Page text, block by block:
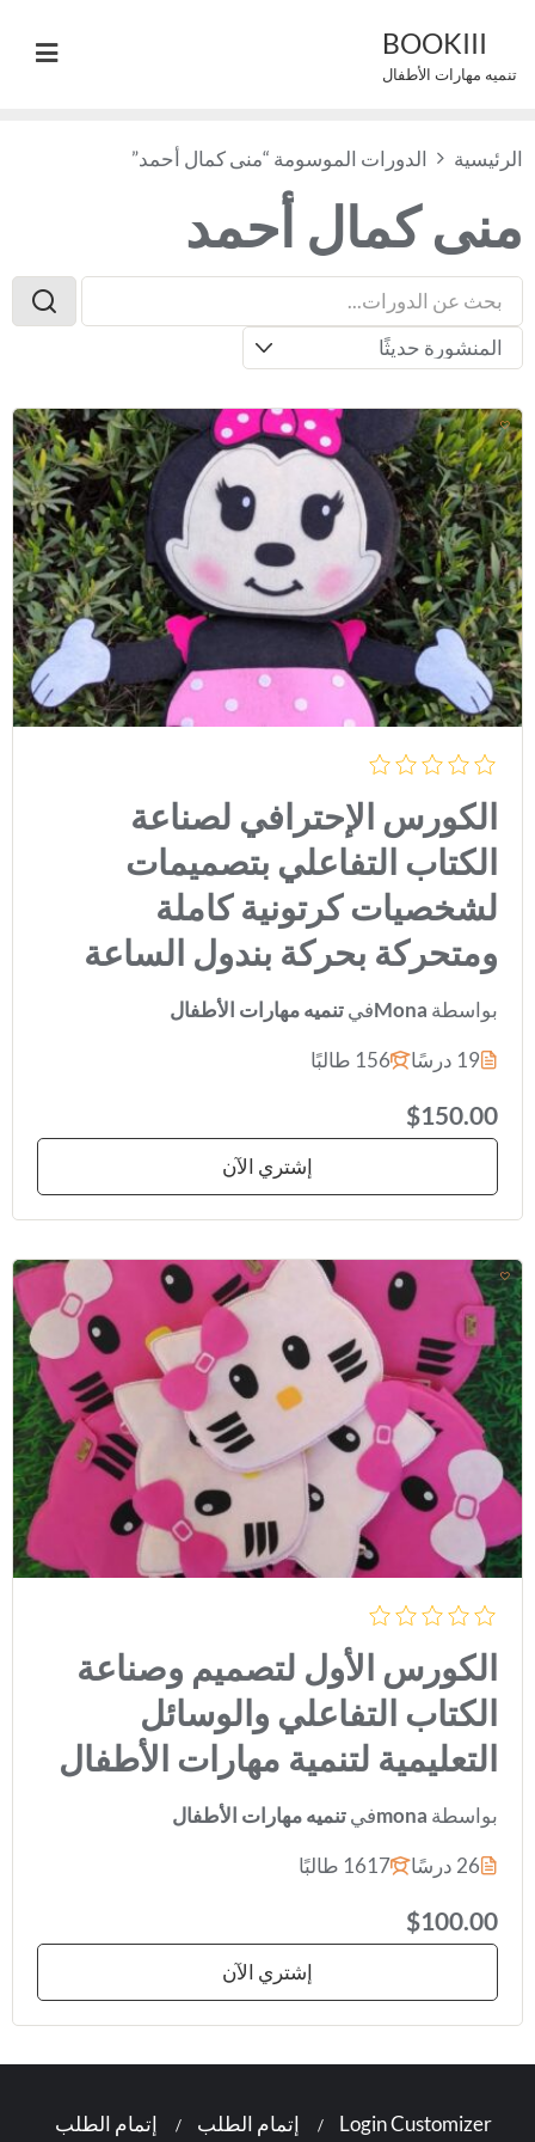
content
BOOKIII
تنميه مهارات الأطفال
الرئيسية الدورات الموسومة “منى كمال أحمد”
منى كمال أحمد
الكورس الإحترافي لصناعة
الكتاب التفاعلي بتصميمات
لشخصيات كرتونية كاملة
ومتحركة بحركة بندول الساعة
بواسطة Monaفيتنميه مهارات الأطفال
19 درسًا
156 طالبًا
$150.00
إشتري الآن
الكورس الأول لتصميم وصناعة
الكتاب التفاعلي والوسائل
التعليمية لتنمية مهارات الأطفال
بواسطة monaفيتنميه مهارات الأطفال
26 درسًا
1617 طالبًا
$100.00
إشتري الآن
Login Customizer إتمام الطلب إتمام الطلب